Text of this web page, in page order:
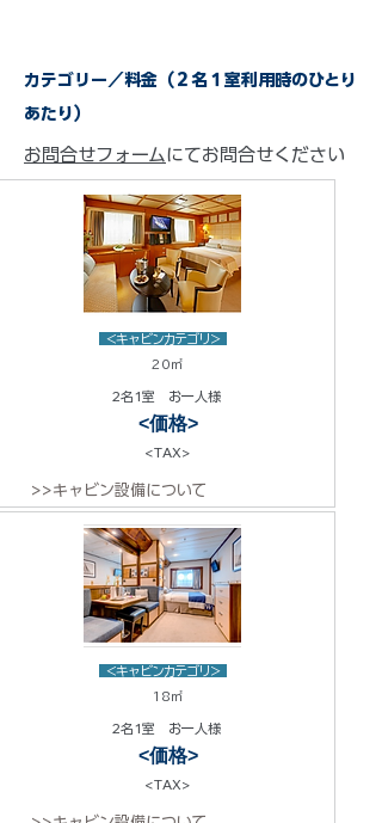
カテゴリー／料金（２名１室利用時のひとり
あたり）
お問合せフォームにてお問合せください
<キャビンカテゴリ>
20㎡
2名1室 お一人様
<価格>
<TAX>
>>キャビン設備について
<キャビンカテゴリ>
18㎡
2名1室 お一人様
<価格>
<TAX>